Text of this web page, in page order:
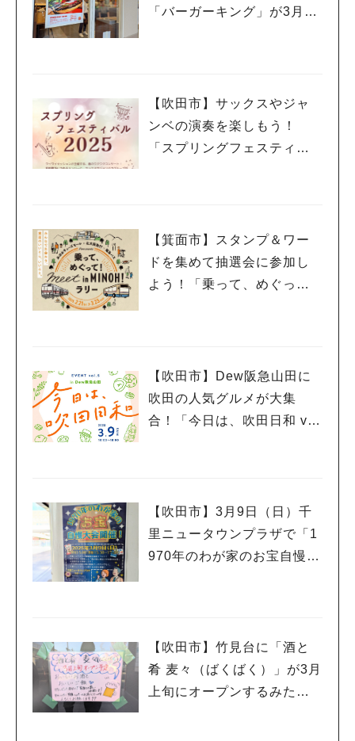
「バーガーキング」が3月20
【吹田市】サックスやジャ
ンベの演奏を楽しもう！
「スプリングフェスティバ
【箕面市】スタンプ＆ワー
ドを集めて抽選会に参加し
よう！「乗って、めぐっ
【吹田市】Dew阪急山田に
吹田の人気グルメが大集
合！「今日は、吹田日和 vo
【吹田市】3月9日（日）千
里ニュータウンプラザで「1
970年のわが家のお宝自慢大
【吹田市】竹見台に「酒と
肴 麦々（ばくばく）」が3月
上旬にオープンするみた
人気のキーワード
#今週どこいく？#自然とふれあう#ランチ#カフェ #まとめ
#教えたい／教えて投稿記事